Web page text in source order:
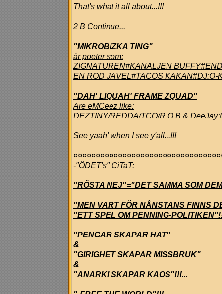
That's what it all about...!!!
2 B Continue...
"MIKROBIZKA TING"
är poeter som:
ZIGNATUREN#KANALJEN
EN RÖD JÄVEL#TACOS KAKAN#DJ:O-
"DAH' LIQUAH' FRAME ZQUAD"
Are eMCeez like:
DEZTINY/REDDA/TCO/R.O.B &
See yaah' when I see y'all...!!!
-"ÖDET's" CiTaT:
"RÖSTA NEJ"="DET SAMMA SOM
"MEN VART FÖR NÅNSTANS FINNS
"ETT SPEL OM PENNING-
"PENGAR SKAPAR HAT"
&
"GIRIGHET SKAPAR MISSBRUK"
&
"ANARKI SKAPAR KAOS"!!!...